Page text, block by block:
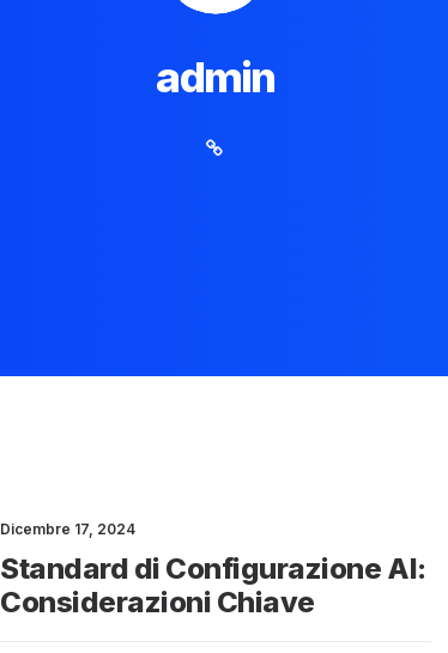
admin
Dicembre 17, 2024
Standard di Configurazione AI:
Considerazioni Chiave